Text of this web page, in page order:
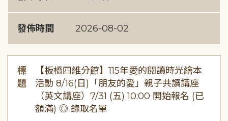
發佈時間 2026-08-02
標
題
【板橋四維分館】115年愛的閱讀時光繪本
活動 8/16(日)「朋友的愛」親子共讀講座
（英文講座）7/31 (五) 10:00 開始報名 (已
額滿) ◎ 錄取名單